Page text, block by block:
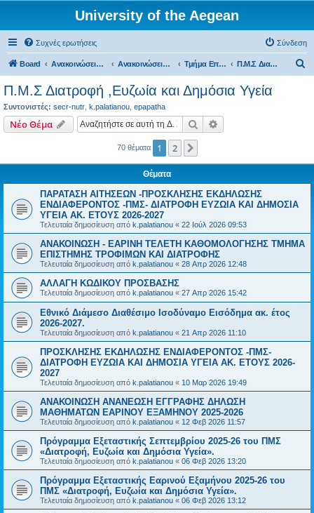
University of the Aegean
Συχνές ερωτήσεις Σύνδεση
Board Ανακοινώσεις Σχολών, Τμημάτων, Συλλόγων & Υπηρεσιών Ανακοινώσεις Σχολών & Τμημάτων (Λήμνος) Τμήμα Επιστήμης Τροφίμων και Διατροφής Π.Μ.Σ Διατροφή ,Ευζωία και Δημόσια Υγεία
η
Π.Μ.Σ Διατροφή ,Ευζωία και Δημόσια Υγεία
Συντονιστές: secr-nutr k.palatianou epapatha
Νέο Θέμα Αναζήτηση
70 θέματα 1 2
Θέματα
ΠΑΡΑΤΑΣΗ ΑΙΤΗΣΕΩΝ -ΠΡΟΣΚΛΗΣΗΣ ΕΚΔΗΛΩΣΗΣ
ΕΝΔΙΑΦΕΡΟΝΤΟΣ -ΠΜΣ- ΔΙΑΤΡΟΦΗ ΕΥΖΩΙΑ ΚΑΙ ΔΗΜΟΣΙΑ
ΥΓΕΙΑ AK. ETOYΣ 2026-2027
Τελευταία δημοσίευση από k.palatianou « 22 Ιούλ 2026 09:53
ΑΝΑΚΟΙΝΩΣΗ - ΕΑΡΙΝΗ ΤΕΛΕΤΗ ΚΑΘΟΜΟΛΟΓΗΣΗΣ ΤΜΗΜΑ
ΕΠΙΣΤΗΜΗΣ ΤΡΟΦΙΜΩΝ ΚΑΙ ΔΙΑΤΡΟΦΗΣ
Τελευταία δημοσίευση από k.palatianou « 28 Απρ 2026 12:48
ΑΛΛΑΓΗ ΚΩΔΙΚΟΥ ΠΡΟΣΒΑΣΗΣ
Τελευταία δημοσίευση από k.palatianou « 27 Απρ 2026 15:42
Εθνικό Διάμεσο Διαθέσιμο Ισοδύναμο Εισόδημα ακ. έτος
2026-2027.
Τελευταία δημοσίευση από k.palatianou « 21 Απρ 2026 11:10
ΠΡΟΣΚΛΗΣΗΣ ΕΚΔΗΛΩΣΗΣ ΕΝΔΙΑΦΕΡΟΝΤΟΣ -ΠΜΣ-
ΔΙΑΤΡΟΦΗ ΕΥΖΩΙΑ ΚΑΙ ΔΗΜΟΣΙΑ ΥΓΕΙΑ AK. ETOYΣ 2026-
2027
Τελευταία δημοσίευση από k.palatianou « 10 Μαρ 2026 19:49
ΑΝΑΚΟΙΝΩΣΗ ΑΝΑΝΕΩΣΗ ΕΓΓΡΑΦΗΣ ΔΗΛΩΣΗ
ΜΑΘΗΜΑΤΩΝ ΕΑΡΙΝΟΥ ΕΞΑΜΗΝΟΥ 2025-2026
Τελευταία δημοσίευση από k.palatianou « 12 Φεβ 2026 11:57
Πρόγραμμα Εξεταστικής Σεπτεμβρίου 2025-26 του ΠΜΣ
«Διατροφή, Ευζωία και Δημόσια Υγεία».
Τελευταία δημοσίευση από k.palatianou « 06 Φεβ 2026 13:20
Πρόγραμμα Εξεταστικής Εαρινού Εξαμήνου 2025-26 του
ΠΜΣ «Διατροφή, Ευζωία και Δημόσια Υγεία».
Τελευταία δημοσίευση από k.palatianou « 06 Φεβ 2026 13:12